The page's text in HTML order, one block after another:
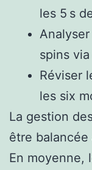
les 5 s
spins
Réviser
les six
La gestion
être
En moyenne,